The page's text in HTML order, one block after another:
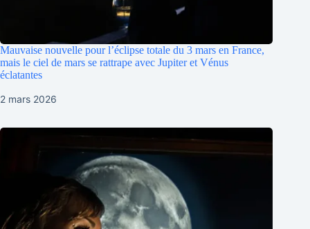
Mauvaise nouvelle pour l’éclipse totale du 3 mars en France,
mais le ciel de mars se rattrape avec Jupiter et Vénus
éclatantes
2 mars 2026